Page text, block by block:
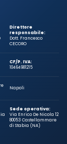
Direttore
responsabile:
Dott. Francesco
CECORO
CF/P. IVA:
10464981215
Napoli
Sede operativa:
Via Enrico De Nicola 12
80053 Castellammare
di Stabia (NA)